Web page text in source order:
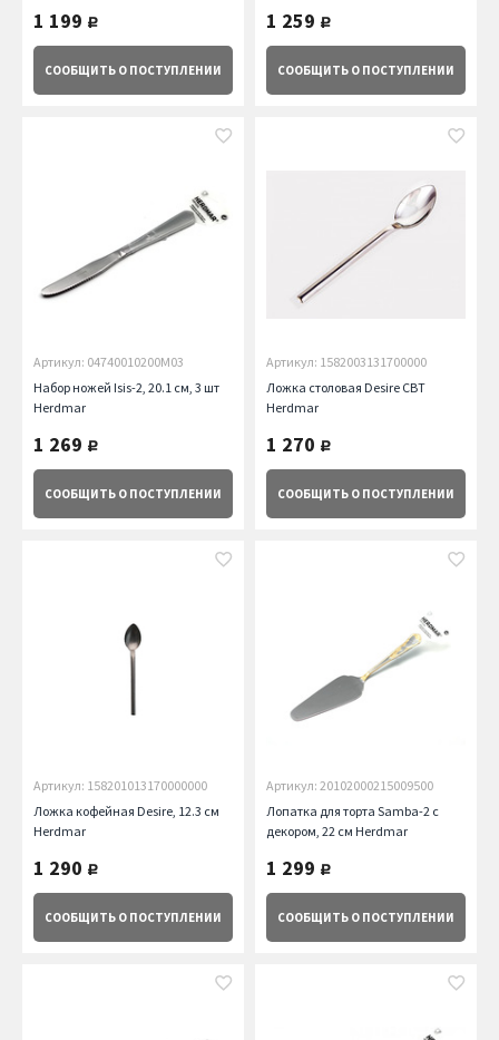
1 199 руб.
СООБЩИТЬ О ПОСТУПЛЕНИИ
1 259 руб.
СООБЩИТЬ О ПОСТУПЛЕНИИ
Артикул: 04740010200M03
Набор ножей Isis-2, 20.1 см, 3 шт
Herdmar
1 269 руб.
СООБЩИТЬ О ПОСТУПЛЕНИИ
Артикул: 1582003131700000
Ложка столовая Desire CBT
Herdmar
1 270 руб.
СООБЩИТЬ О ПОСТУПЛЕНИИ
Артикул: 158201013170000000
Ложка кофейная Desire, 12.3 см
Herdmar
1 290 руб.
СООБЩИТЬ О ПОСТУПЛЕНИИ
Артикул: 20102000215009500
Лопатка для торта Samba-2 с
декором, 22 см Herdmar
1 299 руб.
СООБЩИТЬ О ПОСТУПЛЕНИИ